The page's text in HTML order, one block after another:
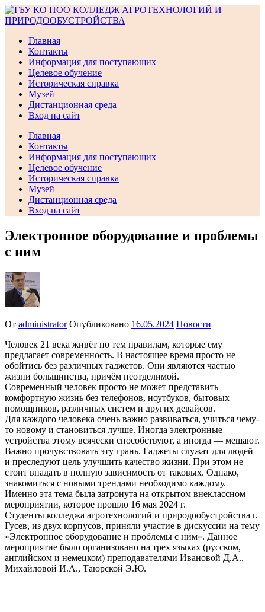
Перейти
к
Главная
Контакты
Информация для поступающих
Целевое обучение
Историческая справка
Музей
Дистанционная среда
Вход на сайт
Главная
Контакты
Информация для поступающих
Целевое обучение
Историческая справка
Музей
Дистанционная среда
Вход на сайт
Электронное оборудование и проблемы
с ним
От administrator Опубликовано 16.05.2024 Новости
Человек 21 века живёт по тем правилам, которые ему
предлагает современность. В настоящее время просто не
обойтись без различных гаджетов. Они являются частью
жизни большинства, причём неотделимой.
Современный человек просто не может представить
комфортную жизнь без телефонов, ноутбуков, бытовых
помощников, различных систем и других девайсов.
Для каждого человека очень важно развиваться, учиться чему-
то новому и становиться лучше. Иногда электронные
устройства этому всячески способствуют, а иногда — мешают.
Важно прочувствовать эту грань. Гаджеты служат для людей
и преследуют цель улучшить качество жизни. При этом не
стоит впадать в полную зависимость от таковых. Однако,
знакомиться с новыми трендами необходимо каждому.
Именно эта тема была затронута на открытом внеклассном
мероприятии, которое прошло 16 мая 2024 г.
Студенты колледжа агротехнологий и природообустройства г.
Гусев, из двух корпусов, приняли участие в дискуссии на тему
«Электронное оборудование и проблемы с ним». Данное
мероприятие было организовано на трех языках (русском,
английском и немецком) преподавателями Ивановой Д.А.,
Михайловой И.А., Таюрской Э.Ю.